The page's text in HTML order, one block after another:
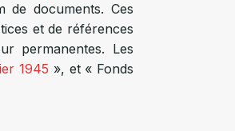
de documents. Ces
et de références
permanentes. Les
1945 », et « Fonds